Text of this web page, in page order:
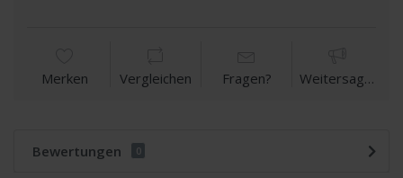
Merken Vergleichen Fragen? Weitersagen
Bewertungen 0